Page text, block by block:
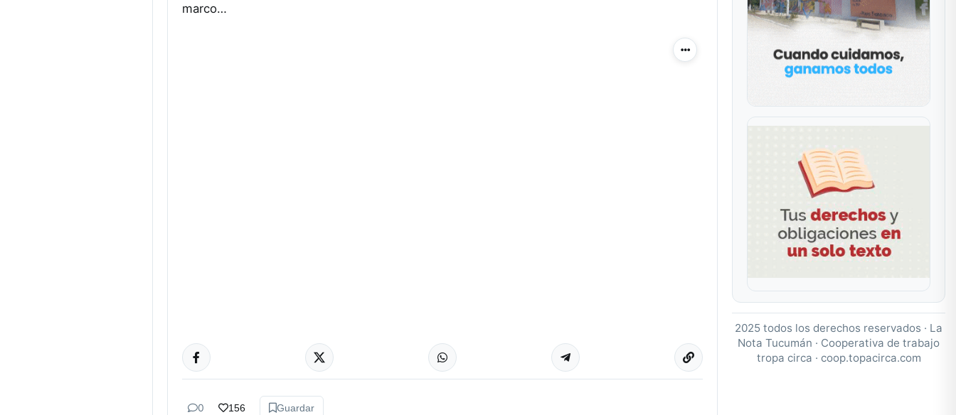
marco…
ACTUALIDAD
Más acciones
0 156 Guardar
2025 todos los derechos reservados · La
Nota Tucumán · Cooperativa de trabajo
tropa circa · coop.topacirca.com